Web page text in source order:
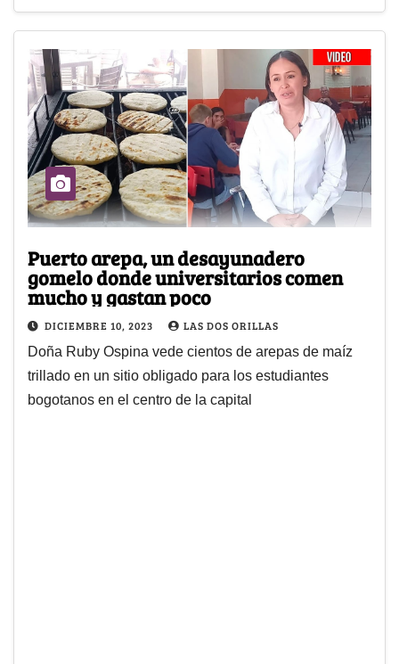
Puerto arepa, un desayunadero
gomelo donde universitarios comen
mucho y gastan poco
DICIEMBRE 10, 2023 LAS DOS ORILLAS
Doña Ruby Ospina vede cientos de arepas de maíz
trillado en un sitio obligado para los estudiantes
bogotanos en el centro de la capital